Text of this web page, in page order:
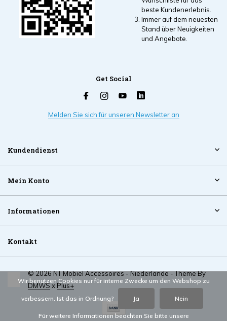
beste Kundenerlebnis.
Immer auf dem neuesten
Stand über Neuigkeiten
und Angebote.
Get Social
Melden Sie sich für unseren Newsletter an
Kundendienst
Mein Konto
Informationen
Kontakt
© 2026 NT Mobiel Accessoires - Niederlande - Theme By
DMWSxPlus+
Wir benutzen Cookies nur für interne Zwecke um den Webshop zu
verbessern. Ist das in Ordnung? Ja Nein
Für weitere Informationen beachten Sie bitte unsere